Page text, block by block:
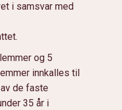
i samsvar med
og 5
innkalles til
de faste
35 år i